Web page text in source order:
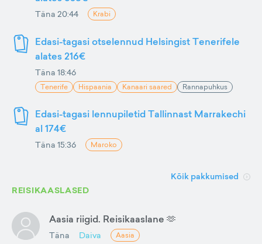
Täna 20:44 Krabi
Edasi-tagasi otselennud Helsingist Tenerifele
alates 216€
Täna 18:46
Tenerife Hispaania Kanaari saared Rannapuhkus
Edasi-tagasi lennupiletid Tallinnast Marrakechi
al 174€
Täna 15:36 Maroko
Kõik pakkumised
REISIKAASLASED
Aasia riigid. Reisikaaslane 🫶
Täna Daiva Aasia